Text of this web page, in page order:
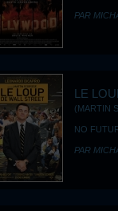
PAR
LE
(MARTIN
NO
PAR